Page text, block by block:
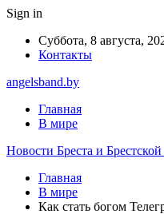
Sign in
Суббота, 8 августа,
Контакты
angelsband.by
Главная
В мире
Новости Бреста и Брестской
Главная
В мире
Как стать богом